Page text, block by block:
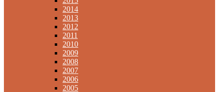
2014
2013
2012
2011
2010
2009
2008
2007
2006
2005